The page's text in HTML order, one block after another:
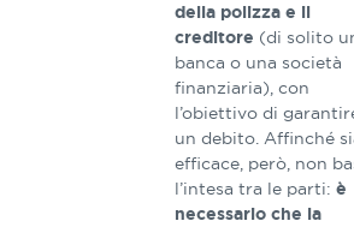
della polizza e il
creditore (di solito
banca o una società
finanziaria), con
l’obiettivo di
un debito. Affinché
efficace, però, non
l’intesa tra le parti:è
necessario che la